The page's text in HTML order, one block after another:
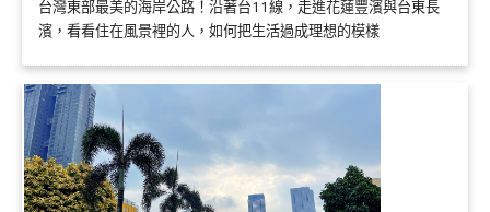
台灣東部最美的海岸公路！沿著台11線，走進花蓮豐濱與台東長
濱，看看住在風景裡的人，如何把生活過成理想的模樣